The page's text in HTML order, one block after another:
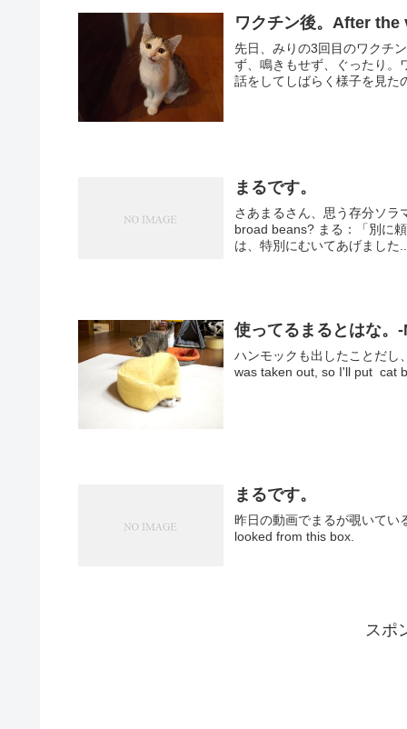
ワクチン後。After the
先日、みりの3回目のワクチ
ず、鳴きもせず、ぐったり。
話をしてしばらく様子を見た
まるです。
さあまるさん、思う存分ソ
broad beans? まる：「別に頼んでませんけど。まあ、嗅ぎますけどね。」 Maru: はなさんに
は、特別にむいてあげました...
使ってるまるとはな
ハンモックも出したことだ
まるです。
昨日の動画でまるが覗いて
looked from this box.
スポ